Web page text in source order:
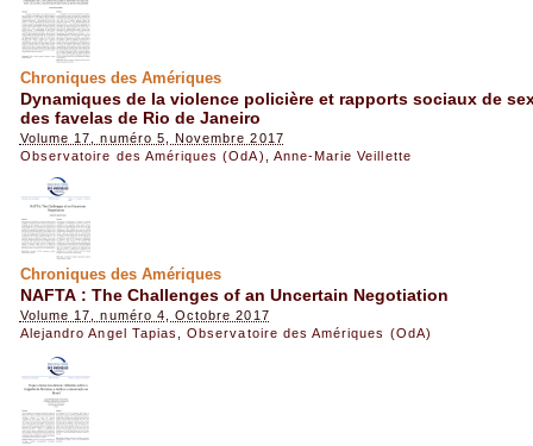
Chroniques des Amériques
Dynamiques de la violence policière et rapports sociaux de
des favelas de Rio de Janeiro
Volume 17, numéro 5, Novembre 2017
Observatoire des Amériques (OdA)
Anne-Marie Veillette
Chroniques des Amériques
NAFTA : The Challenges of an Uncertain Negotiation
Volume 17, numéro 4, Octobre 2017
Alejandro Angel Tapias
,Observatoire des Amériques (OdA)